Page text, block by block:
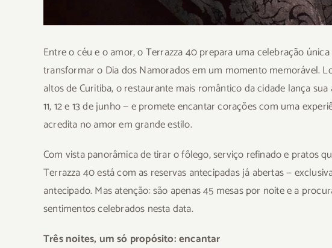
Entre o céu e o amor, o Terrazza 40 prepara uma celebração
transformar o Dia dos Namorados em um momento memorável.
altos de Curitiba, o restaurante mais romântico da cidade lança
11, 12 e 13 de junho — e promete encantar corações com uma
acredita no amor em grande estilo.
Com vista panorâmica de tirar o fôlego, serviço refinado e pratos
Terrazza 40 está com as reservas antecipadas já abertas —
antecipado. Mas atenção: são apenas 45 mesas por noite e a
sentimentos celebrados nesta data.
Três noites, um só propósito: encantar